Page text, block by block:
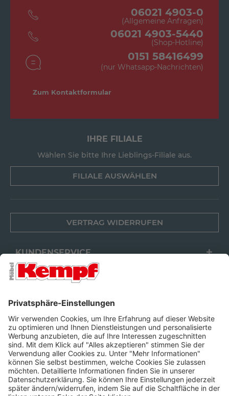
06021 4903-0
(Allgemeine Anfragen)
06021 4903-5440
(Shop-Hotline)
0151 58416499
(nur Whatsapp-Nachrichten)
Zum Kontaktformular
IHRE FILIALE
Wählen Sie bitte Ihre Lieblings-Filiale aus.
FILIALE AUSWÄHLEN
VERTRAG WIDERRUFEN
KUNDENSERVICE
FILIALEN
FOLGEN SIE UNS
Barrierefreiheit Cookie-Einstellungen Widerrufsrecht